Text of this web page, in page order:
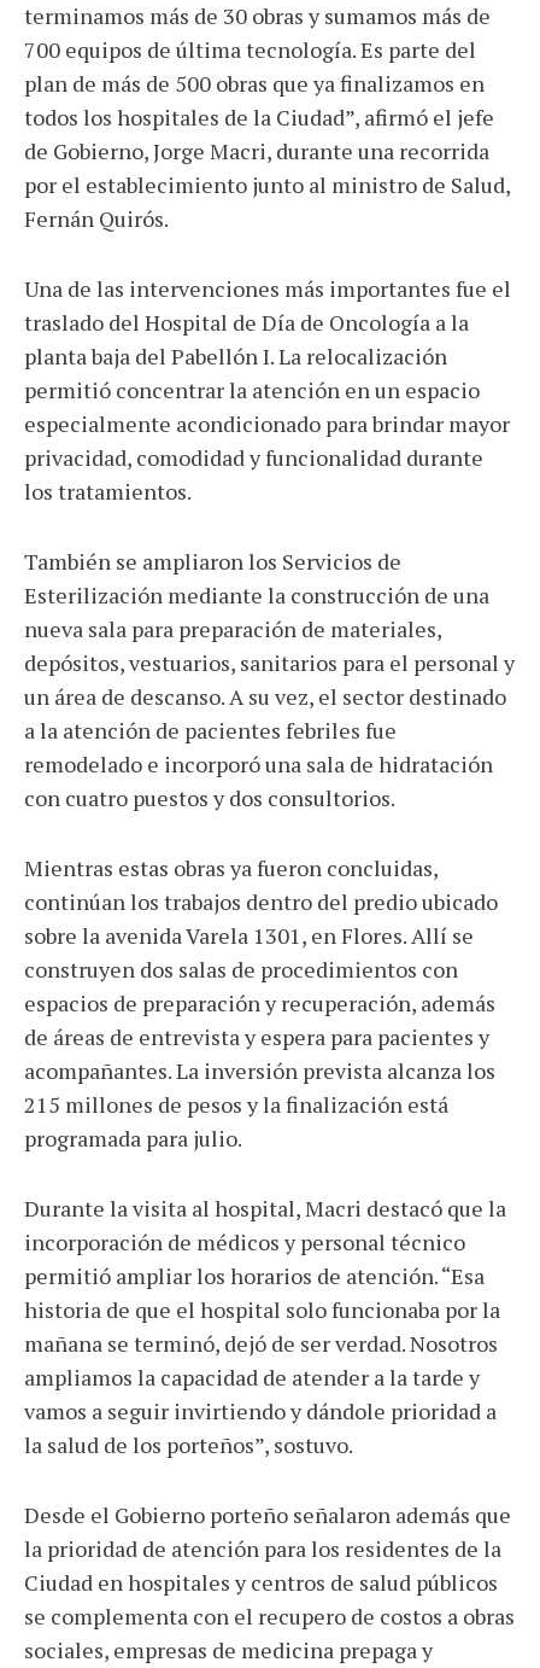
terminamos más de 30 obras y sumamos más de
700 equipos de última tecnología. Es parte del
plan de más de 500 obras que ya finalizamos en
todos los hospitales de la Ciudad”, afirmó el jefe
de Gobierno, Jorge Macri, durante una recorrida
por el establecimiento junto al ministro de Salud,
Fernán Quirós.
Una de las intervenciones más importantes fue el
traslado del Hospital de Día de Oncología a la
planta baja del Pabellón I. La relocalización
permitió concentrar la atención en un espacio
especialmente acondicionado para brindar mayor
privacidad, comodidad y funcionalidad durante
los tratamientos.
También se ampliaron los Servicios de
Esterilización mediante la construcción de una
nueva sala para preparación de materiales,
depósitos, vestuarios, sanitarios para el personal y
un área de descanso. A su vez, el sector destinado
a la atención de pacientes febriles fue
remodelado e incorporó una sala de hidratación
con cuatro puestos y dos consultorios.
Mientras estas obras ya fueron concluidas,
continúan los trabajos dentro del predio ubicado
sobre la avenida Varela 1301, en Flores. Allí se
construyen dos salas de procedimientos con
espacios de preparación y recuperación, además
de áreas de entrevista y espera para pacientes y
acompañantes. La inversión prevista alcanza los
215 millones de pesos y la finalización está
programada para julio.
Durante la visita al hospital, Macri destacó que la
incorporación de médicos y personal técnico
permitió ampliar los horarios de atención. “Esa
historia de que el hospital solo funcionaba por la
mañana se terminó, dejó de ser verdad. Nosotros
ampliamos la capacidad de atender a la tarde y
vamos a seguir invirtiendo y dándole prioridad a
la salud de los porteños”, sostuvo.
Desde el Gobierno porteño señalaron además que
la prioridad de atención para los residentes de la
Ciudad en hospitales y centros de salud públicos
se complementa con el recupero de costos a obras
sociales, empresas de medicina prepaga y